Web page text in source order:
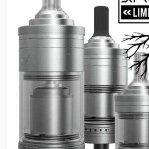
Wahl der Airflow, sondern bringen
auf die Coil und in die kleine
damit ein vollmundiger und
garantiert ist, egal für welches
entscheidet.
Dank des soliden Topfill-Systems ist
spielend einfach befüllt und dies
absolut ohne eine große Liquid-
hinterlassen. Der Neeko überzeugt
zeitlosen Design und rundet sein